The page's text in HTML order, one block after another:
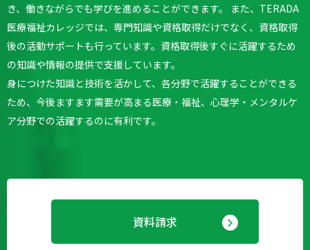
き、働きながらでも学びを進めることができます。
また、TERADA
医療福祉カレッジでは、専門知識や資格取得だけでなく、資格取得
後の活動サポートも行っています。 資格取得後すぐに活躍するため
の知識や情報の提供で支援しています。
身につけた知識と技術を活かして、各分野で活躍することができる
ため、今後ますます需要が高まる医療・福祉、心理学・メンタルケ
ア分野での活躍するのに有利です。
資料請求